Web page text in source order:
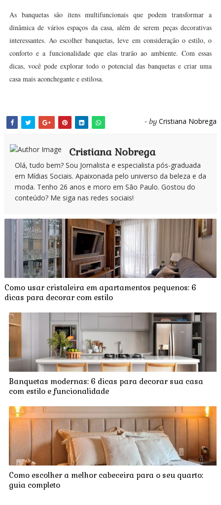
As banquetas são itens multifuncionais que podem transformar a
dinâmica de vários espaços da casa, além de serem peças decorativas
interessantes. Ao escolher banquetas, leve em consideração o estilo, o
conforto e a funcionalidade que elas trarão ao ambiente. Com essas
dicas, você pode explorar todo o potencial das banquetas e criar uma
casa mais aconchegante e estilosa.
- by Cristiana Nobrega
Cristiana Nobrega
Olá, tudo bem? Sou Jornalista e especialista pós-graduada
em Mídias Sociais. Apaixonada pelo universo da beleza e da
moda. Tenho 26 anos e moro em São Paulo. Gostou do
conteúdo? Me siga nas redes sociais!
Como usar cristaleira em apartamentos pequenos: 6
dicas para decorar com estilo
Banquetas modernas: 6 dicas para decorar sua casa
com estilo e funcionalidade
Como escolher a melhor cabeceira para o seu quarto:
guia completo